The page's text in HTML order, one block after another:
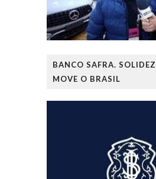
BANCO SAFRA.
MOVE O BRASIL